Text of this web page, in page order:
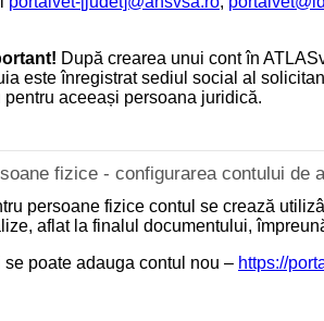
După crearea unui cont în
este înregistrat sediul social al
pentru aceeași persoana juridică.
fizice - configurarea contului de
persoane fizice contul se crează
aflat la finalul documentului,
se poate adauga contul nou – https://